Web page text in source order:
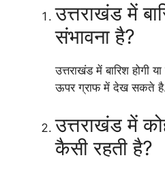
उत्तराखंड में
संभावना है?
उत्तराखंड में बारिश होगी
ऊपर ग्राफ में देख सकते
उत्तराखंड में
कैसी रहती है?